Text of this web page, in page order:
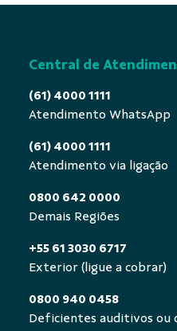
Central de
(61) 4000 1111
Atendimento WhatsApp
(61) 4000 1111
Atendimento via ligação
0800 642 0000
Demais Regiões
+55 61 3030 6717
Exterior (ligue a cobrar)
0800 940 0458
Deficientes auditivos ou